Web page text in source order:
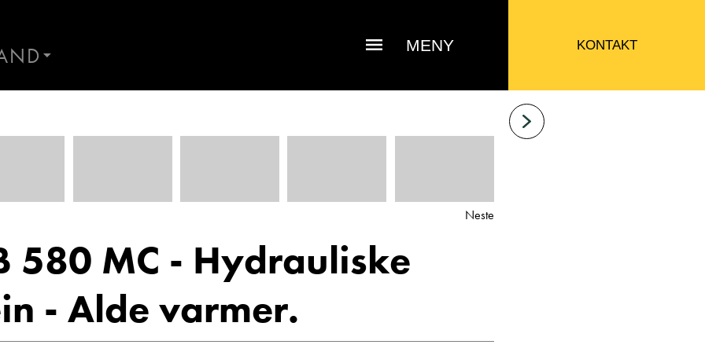
MENY KONTAKT
Neste
580 MC - Hydrauliske
- Alde varmer.